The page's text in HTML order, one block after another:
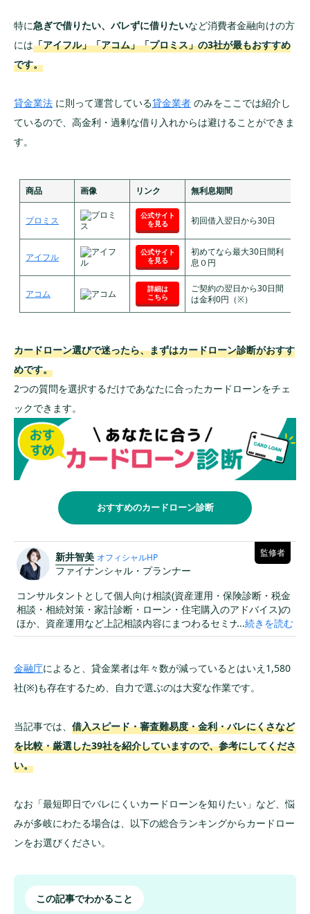
特に急ぎで借りたい、バレずに借りたいなど消費者金融向けの方
には「アイフル」「アコム」「プロミス」の3社が最もおすすめ
です。
貸金業法 に則って運営している貸金業者 のみをここでは紹介し
ているので、高金利・過剰な借り入れからは避けることができま
す。
商品 画像 リンク 無利息期間
プロミス
公式サイト
を見る
初回借入翌日から30日
アイフル
公式サイト
を見る
初めてなら最大30日間利
息０円
アコム
詳細は
こちら
ご契約の翌日から30日間
は金利0円（※）
カードローン選びで迷ったら、まずはカードローン診断がおすす
めです。
2つの質問を選択するだけであなたに合ったカードローンをチェ
ックできます。
おすすめのカードローン診断
新井智美 オフィシャルHP
ファイナンシャル・プランナー
コンサルタントとして個人向け相談(資産運用・保険診断・税金
相談・相続対策・家計診断・ローン・住宅購入のアドバイス)の
ほか、資産運用など上記相談内容にまつわるセミナー講師(企業
向け・サークル、団体向け)をおこなうと同時に、金融メディア
執筆及び監修をこなしており、これまでの執筆及び監修実績は
3,000本を超える。
...続きを読む
監修者
金融庁によると、貸金業者は年々数が減っているとはいえ1,580
社(※)も存在するため、自力で選ぶのは大変な作業です。
当記事では、 借入スピード・審査難易度・金利・バレにくさなど
を比較・厳選した39社を紹介していますので、参考にしてくださ
い。
なお「最短即日でバレにくいカードローンを知りたい」など、悩
みが多岐にわたる場合は、以下の総合ランキングからカードロー
ンをお選びください。
この記事でわかること